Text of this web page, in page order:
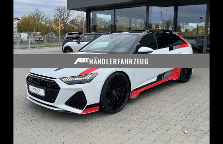
HÄNDLERFAHRZEUG